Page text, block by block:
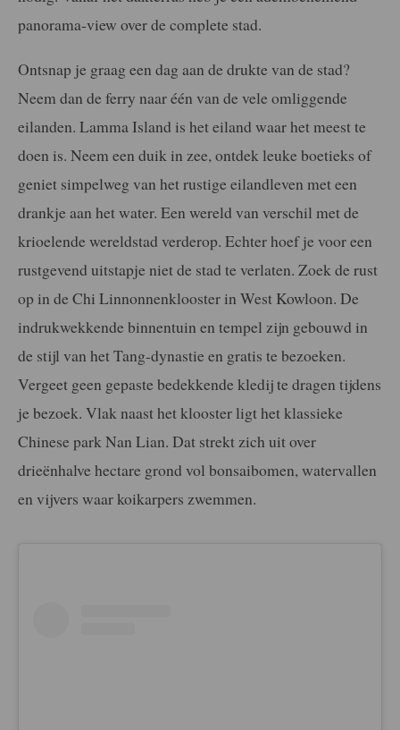
panorama-view over de complete stad.
Ontsnap je graag een dag aan de drukte van de stad?
Neem dan de ferry naar één van de vele omliggende
eilanden. Lamma Island is het eiland waar het meest te
doen is. Neem een duik in zee, ontdek leuke boetieks of
geniet simpelweg van het rustige eilandleven met een
drankje aan het water. Een wereld van verschil met de
krioelende wereldstad verderop. Echter hoef je voor een
rustgevend uitstapje niet de stad te verlaten. Zoek de rust
op in de Chi Linnonnenklooster in West Kowloon. De
indrukwekkende binnentuin en tempel zijn gebouwd in
de stijl van het Tang-dynastie en gratis te bezoeken.
Vergeet geen gepaste bedekkende kledij te dragen tijdens
je bezoek. Vlak naast het klooster ligt het klassieke
Chinese park Nan Lian. Dat strekt zich uit over
drieënhalve hectare grond vol bonsaibomen, watervallen
en vijvers waar koikarpers zwemmen.